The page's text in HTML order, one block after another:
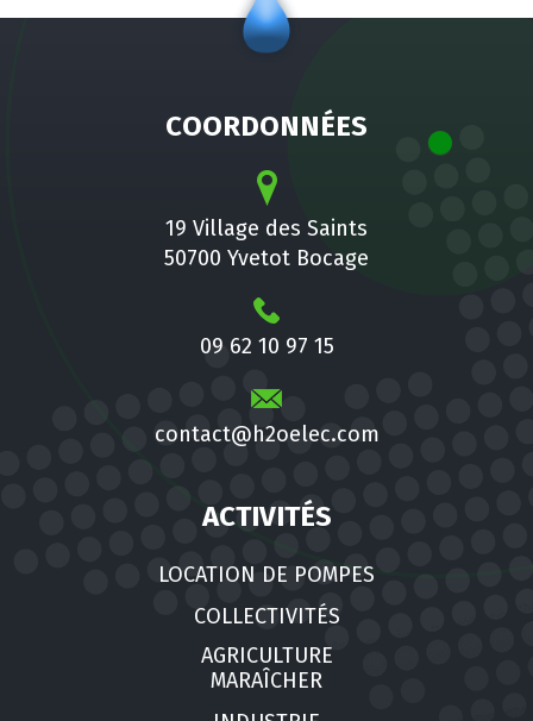
COORDONNÉES
19 Village des Saints
50700 Yvetot Bocage
09 62 10 97 15
contact@h2oelec.com
ACTIVITÉS
LOCATION DE POMPES
COLLECTIVITÉS
AGRICULTURE
MARAÎCHER